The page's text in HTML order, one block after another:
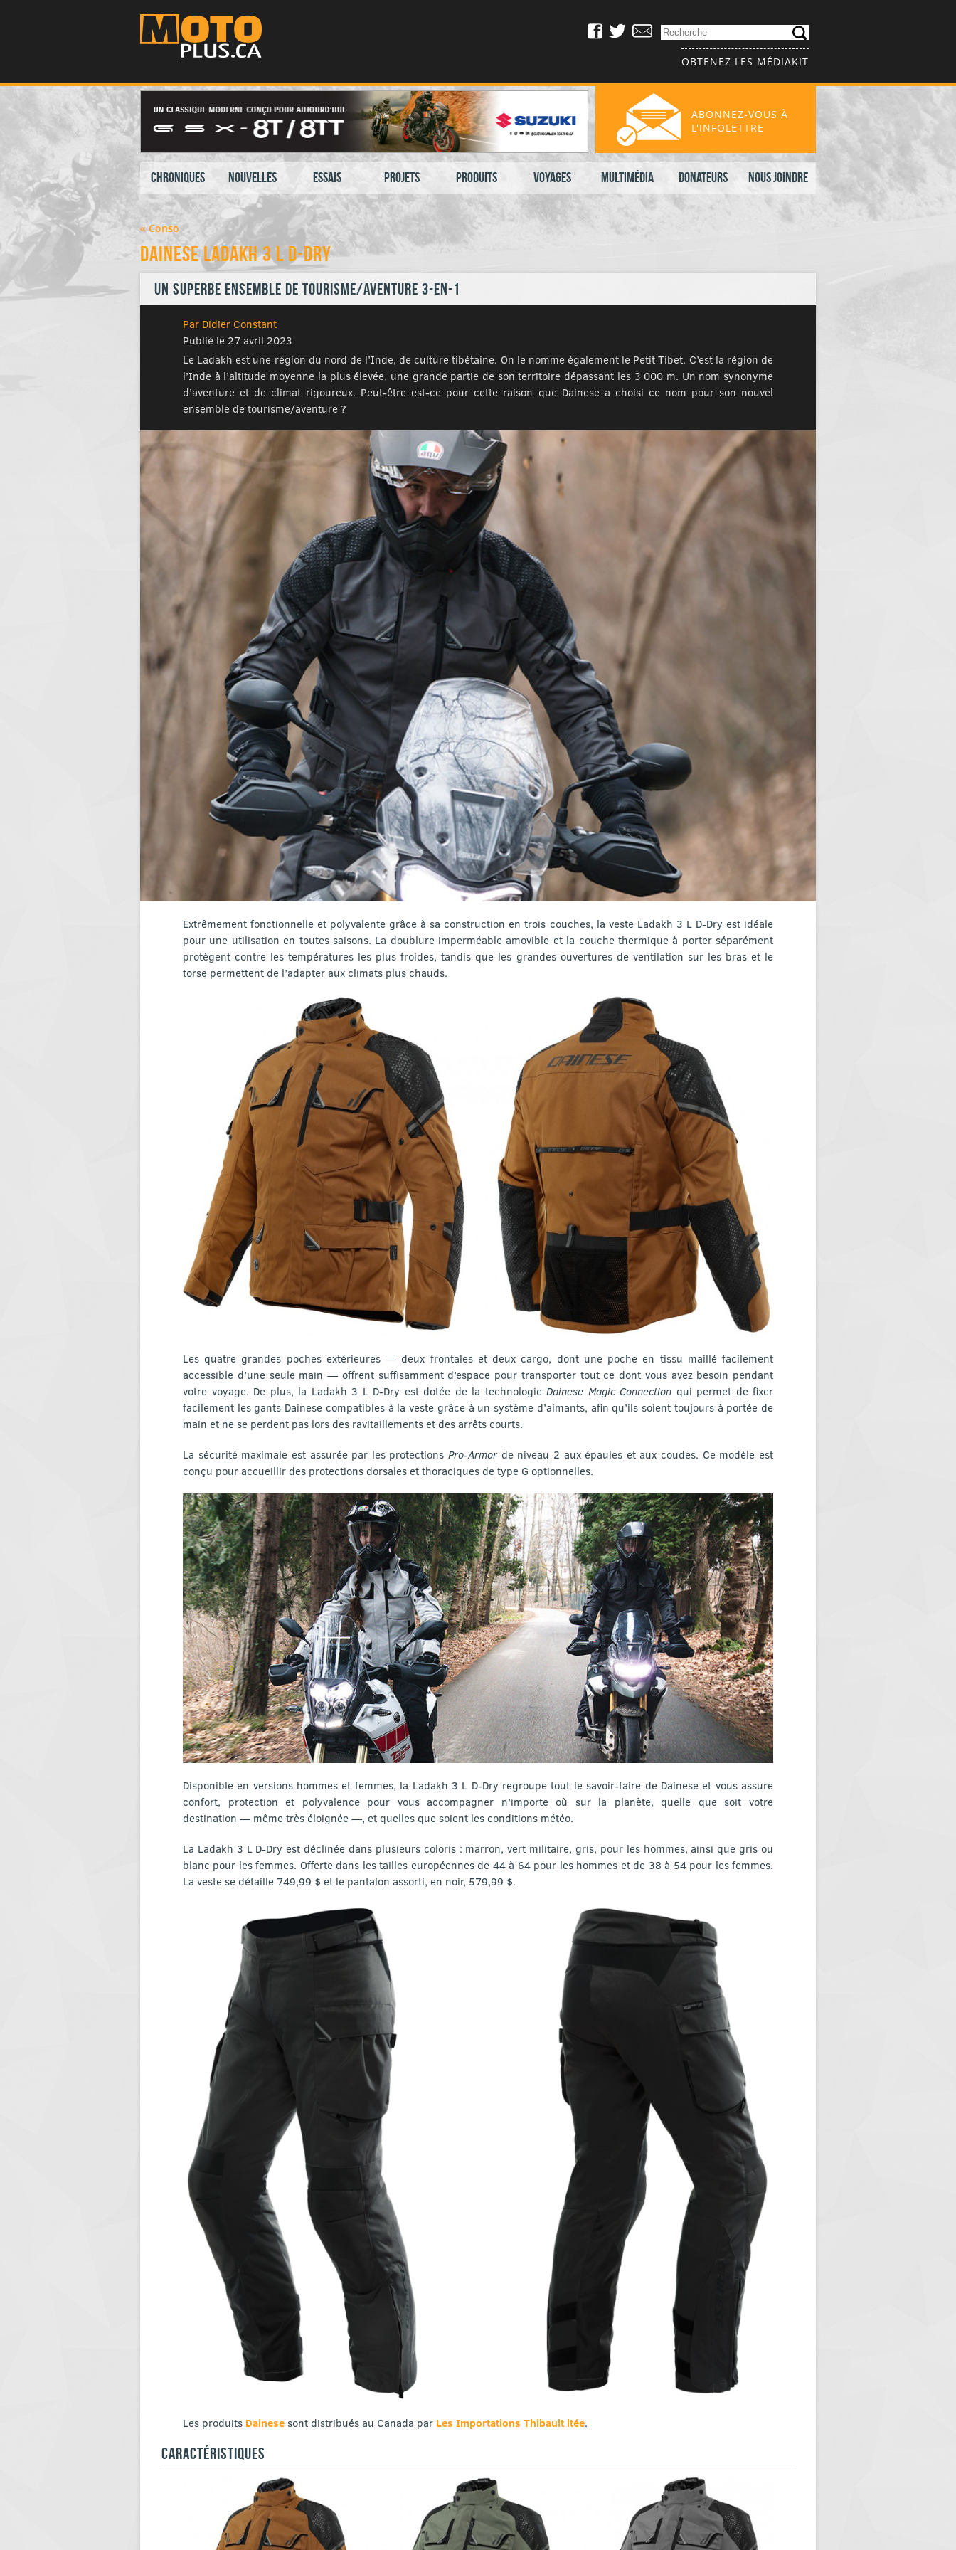
OBTENEZ LES MÉDIAKIT
Chroniques Nouvelles Essais Projets Produits Voyages Multimédia Donateurs Nous joindre
ABONNEZ-VOUS À
L'INFOLETTRE
« Conso
Dainese Ladakh 3 L D-Dry
Un superbe ensemble de tourisme/aventure 3-en-1
Par Didier Constant
Publié le 27 avril 2023
Le Ladakh est une région du nord de l’Inde, de culture tibétaine. On le nomme également le Petit Tibet. C’est la région de
l’Inde à l’altitude moyenne la plus élevée, une grande partie de son territoire dépassant les 3 000 m. Un nom synonyme
d’aventure et de climat rigoureux. Peut-être est-ce pour cette raison que Dainese a choisi ce nom pour son nouvel
ensemble de tourisme/aventure ?
Extrêmement fonctionnelle et polyvalente grâce à sa construction en trois couches, la veste Ladakh 3 L D-Dry est idéale
pour une utilisation en toutes saisons. La doublure imperméable amovible et la couche thermique à porter séparément
protègent contre les températures les plus froides, tandis que les grandes ouvertures de ventilation sur les bras et le
torse permettent de l’adapter aux climats plus chauds.
Les quatre grandes poches extérieures — deux frontales et deux cargo, dont une poche en tissu maillé facilement
accessible d’une seule main — offrent suffisamment d’espace pour transporter tout ce dont vous avez besoin pendant
votre voyage. De plus, la Ladakh 3 L D-Dry est dotée de la technologie Dainese Magic Connection qui permet de fixer
facilement les gants Dainese compatibles à la veste grâce à un système d’aimants, afin qu’ils soient toujours à portée de
main et ne se perdent pas lors des ravitaillements et des arrêts courts.
La sécurité maximale est assurée par les protectionsPro-Armor de niveau 2 aux épaules et aux coudes. Ce modèle est
conçu pour accueillir des protections dorsales et thoraciques de type G optionnelles.
Disponible en versions hommes et femmes, la Ladakh 3 L D-Dry regroupe tout le savoir-faire de Dainese et vous assure
confort, protection et polyvalence pour vous accompagner n’importe où sur la planète, quelle que soit votre
destination — même très éloignée —, et quelles que soient les conditions météo.
La Ladakh 3 L D-Dry est déclinée dans plusieurs coloris : marron, vert militaire, gris, pour les hommes, ainsi que gris ou
blanc pour les femmes. Offerte dans les tailles européennes de 44 à 64 pour les hommes et de 38 à 54 pour les femmes.
La veste se détaille 749,99 $ et le pantalon assorti, en noir, 579,99 $.
Les produits Dainese sont distribués au Canada par Les Importations Thibault ltée.
CARACTÉRISTIQUES